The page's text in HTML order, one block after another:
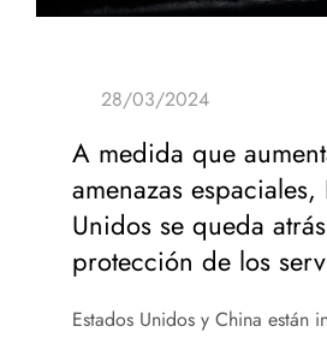
A medida que
amenazas espaciales,
Unidos se queda
protección de los
Estados Unidos y China están